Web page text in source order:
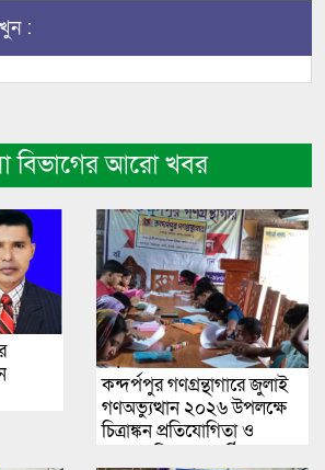
:
বিভাগের আরো খবর
কন্দর্পপুর গণগ্রন্থাগারে জুলাই
গণঅভ্যুত্থান ২০২৬ উপলক্ষে
চিত্রাঙ্কন প্রতিযোগিতা ও